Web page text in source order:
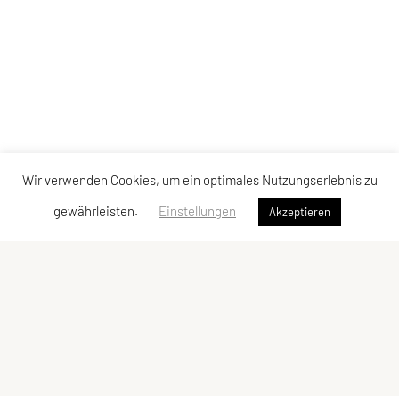
Wir verwenden Cookies, um ein optimales Nutzungserlebnis zu
gewährleisten.
Einstellungen Akzeptieren